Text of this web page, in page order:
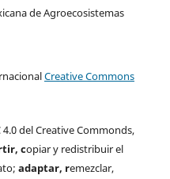
de Agroecosistemas
Creative Commons
4.0 del Creative Commonds,
, copiar y redistribuir el
adaptar, remezclar,